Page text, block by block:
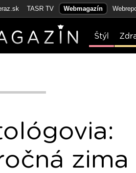
TASR TV Webmagazín
Štýl
zima